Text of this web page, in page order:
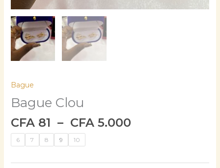
Bague
Bague Clou
CFA81 – CFA5.000
6 7 8 9 10